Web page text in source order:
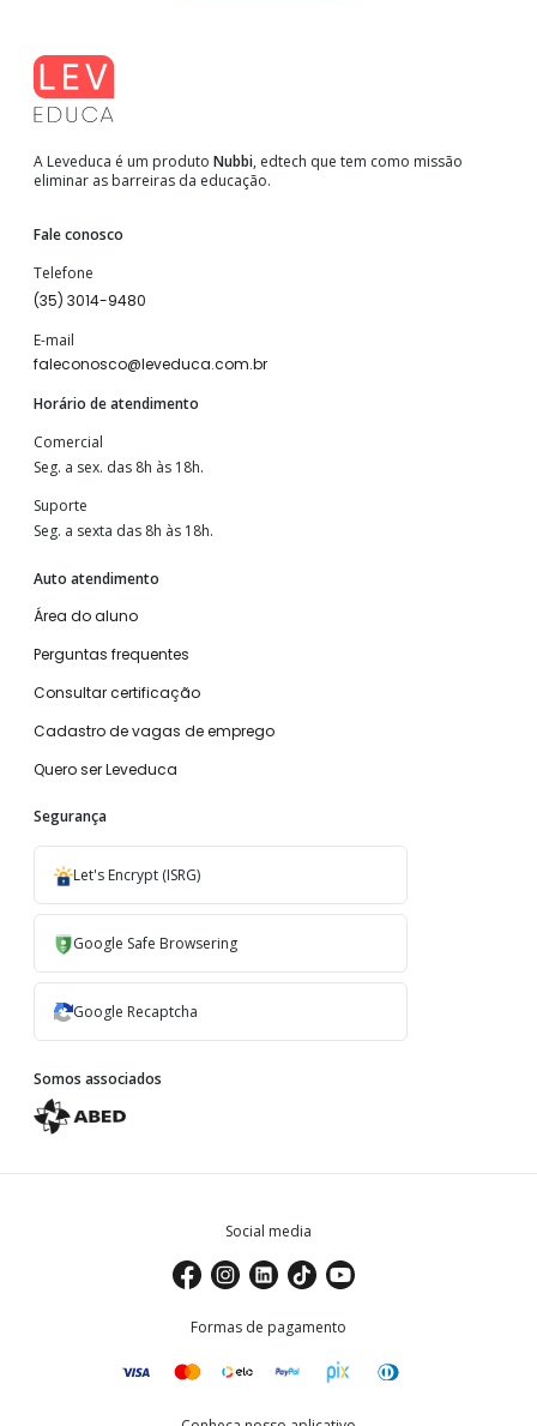
A Leveduca é um produto Nubbi, edtech que tem como missão
eliminar as barreiras da educação.
Fale conosco
Telefone
(35) 3014-9480
E-mail
faleconosco@leveduca.com.br
Horário de atendimento
Comercial
Seg. a sex. das 8h às 18h.
Suporte
Seg. a sexta das 8h às 18h.
Auto atendimento
Área do aluno
Perguntas frequentes
Consultar certificação
Cadastro de vagas de emprego
Quero ser Leveduca
Segurança
Let's Encrypt (ISRG)
Google Safe Browsering
Google Recaptcha
Somos associados
Social media
Formas de pagamento